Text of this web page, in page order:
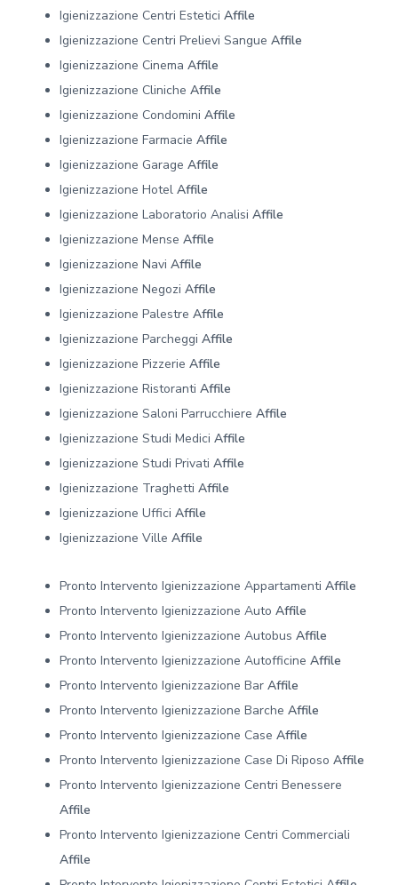
Igienizzazione Centri Estetici Affile
Igienizzazione Centri Prelievi Sangue Affile
Igienizzazione Cinema Affile
Igienizzazione Cliniche Affile
Igienizzazione Condomini Affile
Igienizzazione Farmacie Affile
Igienizzazione Garage Affile
Igienizzazione Hotel Affile
Igienizzazione Laboratorio Analisi Affile
Igienizzazione Mense Affile
Igienizzazione Navi Affile
Igienizzazione Negozi Affile
Igienizzazione Palestre Affile
Igienizzazione Parcheggi Affile
Igienizzazione Pizzerie Affile
Igienizzazione Ristoranti Affile
Igienizzazione Saloni Parrucchiere Affile
Igienizzazione Studi Medici Affile
Igienizzazione Studi Privati Affile
Igienizzazione Traghetti Affile
Igienizzazione Uffici Affile
Igienizzazione Ville Affile
Pronto Intervento Igienizzazione Appartamenti Affile
Pronto Intervento Igienizzazione Auto Affile
Pronto Intervento Igienizzazione Autobus Affile
Pronto Intervento Igienizzazione Autofficine Affile
Pronto Intervento Igienizzazione Bar Affile
Pronto Intervento Igienizzazione Barche Affile
Pronto Intervento Igienizzazione Case Affile
Pronto Intervento Igienizzazione Case Di Riposo Affile
Pronto Intervento Igienizzazione Centri Benessere
Affile
Pronto Intervento Igienizzazione Centri Commerciali
Affile